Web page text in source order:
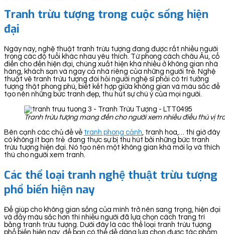
Tranh trừu tượng trong cuộc sống hiện
đại
Ngày nay, nghệ thuật tranh trừu tượng đang được rất nhiều người
trong các độ tuổi khác nhau yêu thích. Từ phong cách châu Âu, cổ
điển cho đến hiện đại, chúng xuất hiện khá nhiều ở không gian nhà
hàng, khách sạn và ngay cả nhà riêng của những người trẻ. Nghệ
thuật vẽ tranh trừu tượng đòi hỏi người nghệ sĩ phải có trí tưởng
tượng thật phong phú, biết kết hợp giữa không gian và màu sắc để
tạo nên những bức tranh đẹp, thu hút sự chú ý của mọi người.
Tranh trừu tượng mang đến cho người xem nhiều điều thú vị
Bên cạnh các chủ đề về tranh phong cảnh , tranh hoa,… thì giờ đây
có không ít bạn trẻ đang thực sự bị thu hút bởi những bức tranh
trừu tượng hiện đại. Nó tạo nên một không gian khá mới lạ và thích
thú cho người xem tranh.
Các thể loại tranh nghệ thuật trừu tượng
phổ biến hiện nay
Để giúp cho không gian sống của mình trở nên sang trọng, hiện đại
và đầy màu sắc hơn thì nhiều người đã lựa chọn cách trang trí
bằng tranh trừu tượng. Dưới đây là các thể loại tranh trừu tượng
phổ biến hiện nay, để bạn có thể dễ dàng lựa chọn được tác phẩm